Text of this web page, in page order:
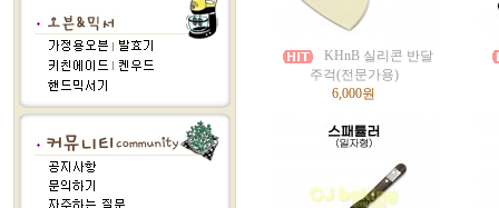
KHnB 실리콘 반달
주걱(전문가용)
6,000원